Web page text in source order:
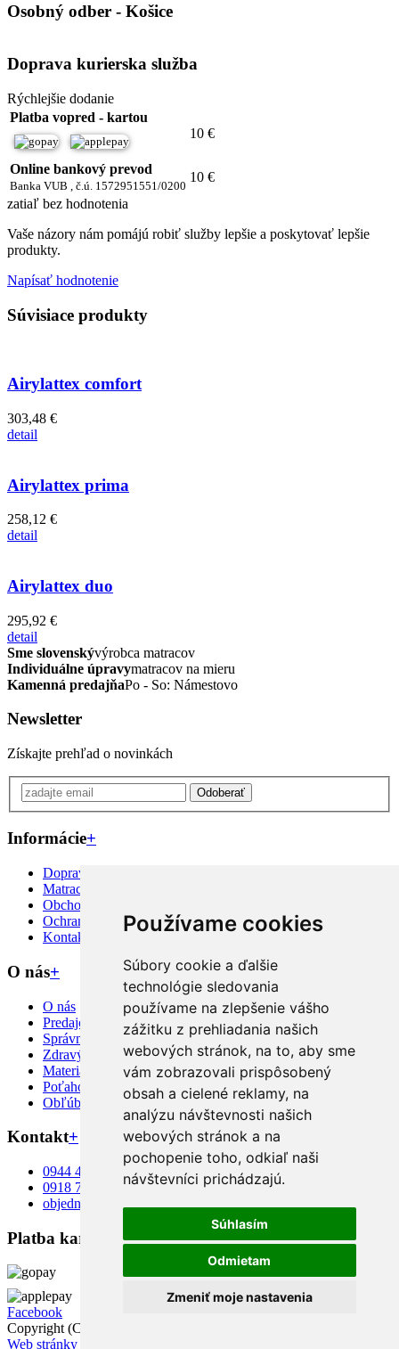
Používame cookies
Súbory cookie a ďalšie
technológie sledovania
používame na zlepšenie vášho
zážitku z prehliadania našich
webových stránok, na to, aby sme
vám zobrazovali prispôsobený
obsah a cielené reklamy, na
analýzu návštevnosti našich
webových stránok a na
pochopenie toho, odkiaľ naši
návštevníci prichádzajú.
Súhlasím
Odmietam
Zmeniť moje nastavenia
Osobný odber - Košice
Doprava kurierska služba
Rýchlejšie dodanie
Platba vopred - kartou
10 €
Online bankový prevod
Banka VUB , č.ú. 1572951551/0200
10 €
zatiaľ bez hodnotenia
Vaše názory nám pomájú robiť služby lepšie a poskytovať lepšie
produkty.
Napísať hodnotenie
Súvisiace produkty
Airylattex comfort
303,48 €
detail
Airylattex prima
258,12 €
detail
Airylattex duo
295,92 €
detail
Sme slovenskývýrobca matracov
Individuálne úpravymatracov na mieru
Kamenná predajňaPo - So: Námestovo
Newsletter
Získajte prehľad o novinkách
Odoberať
Informácie+
Doprava priamo k Vám
Matrac na mieru?
Obchodné podmienky
Ochrana osobných údajov
Kontakt
O nás+
O nás
Predajcovia
Správny výber
Zdravý spánok
Materiály
Poťahové látky
Obľúbené matrace
Kontakt+
0944 466 356
0918 771 002
objednavky@eshopmatratex.sk
Platba kartou
Facebook
Copyright (C) 2026
Web stránky NEONUS.sk